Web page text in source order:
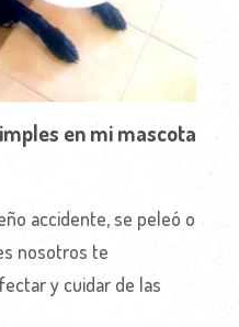
en mi mascota
accidente, se peleó o
nosotros te
y cuidar de las